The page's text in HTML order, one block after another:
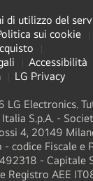
di utilizzo del
sui cookie
Accessibilità
LG Privacy
Electronics.
S.p.A. -
4, 20149
codice Fiscale e
- Capitale
Registro AEE